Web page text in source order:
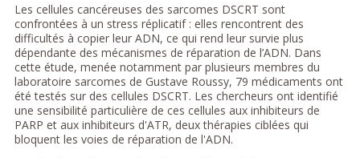
Les cellules cancéreuses des sarcomes DSCRT sont
confrontées à un stress réplicatif : elles rencontrent des
difficultés à copier leur ADN, ce qui rend leur survie plus
dépendante des mécanismes de réparation de l’ADN. Dans
cette étude, menée notamment par plusieurs membres du
laboratoire sarcomes de Gustave Roussy, 79 médicaments ont
été testés sur des cellules DSCRT. Les chercheurs ont identifié
une sensibilité particulière de ces cellules aux inhibiteurs de
PARP et aux inhibiteurs d'ATR, deux thérapies ciblées qui
bloquent les voies de réparation de l'ADN.